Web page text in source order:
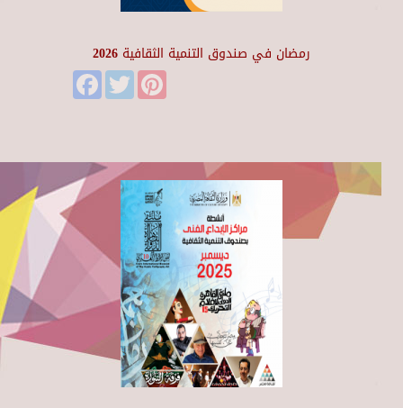
رمضان في صندوق التنمية الثقافية 2026
FacebookTwitter